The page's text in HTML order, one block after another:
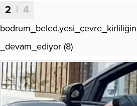
2 | 4
_devam_ediyor (8)